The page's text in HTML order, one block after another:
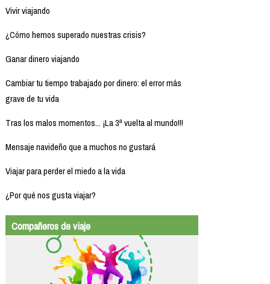
Vivir viajando
¿Cómo hemos superado nuestras crisis?
Ganar dinero viajando
Cambiar tu tiempo trabajado por dinero: el error más
grave de tu vida
Tras los malos momentos... ¡La 3ª vuelta al mundo!!!
Mensaje navideño que a muchos no gustará
Viajar para perder el miedo a la vida
¿Por qué nos gusta viajar?
Compañeros de viaje